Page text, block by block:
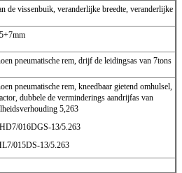
de vissenbuik, veranderlijke breedte, veranderlijke
pneumatische rem, drijf de leidingsas van 7tons
pneumatische rem, kneedbaar gietend omhulsel,
dubbele de verminderings aandrijfas van
5,263
016DGS-13/5.263
015DS-13/5.263